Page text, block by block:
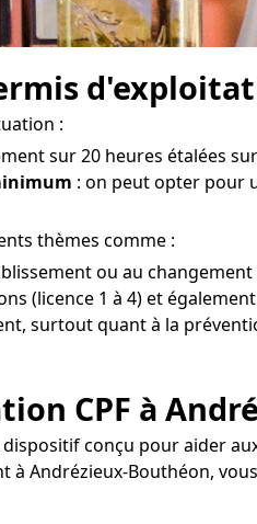
:
sur 20 heures étalées
: on peut opter pour
thèmes comme :
ou au
(licence 1 à 4) et
surtout quant à la
CPF à
conçu pour aider
Andrézieux-Bouthéon,